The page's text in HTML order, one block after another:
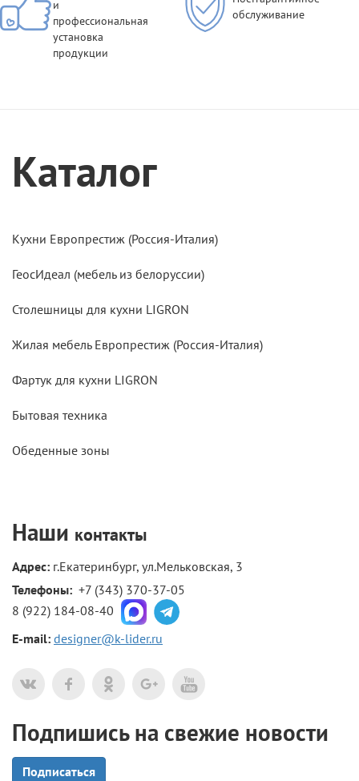
и
профессиональная
установка
продукции
обслуживание
Каталог
Кухни Европрестиж (Россия-Италия)
ГеосИдеал (мебель из белоруссии)
Столешницы для кухни LIGRON
Жилая мебель Европрестиж (Россия-Италия)
Фартук для кухни LIGRON
Бытовая техника
Обеденные зоны
Наши контакты
Адрес: г.Екатеринбург, ул.Мельковская, 3
Телефоны: +7 (343) 370-37-05
8 (922) 184-08-40
E-mail: designer@k-lider.ru
Подпишись на свежие новости